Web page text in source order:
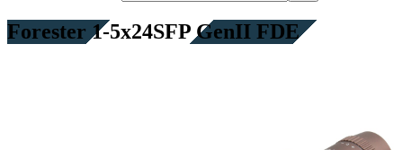
Forester 1-5x24SFP GenII FDE